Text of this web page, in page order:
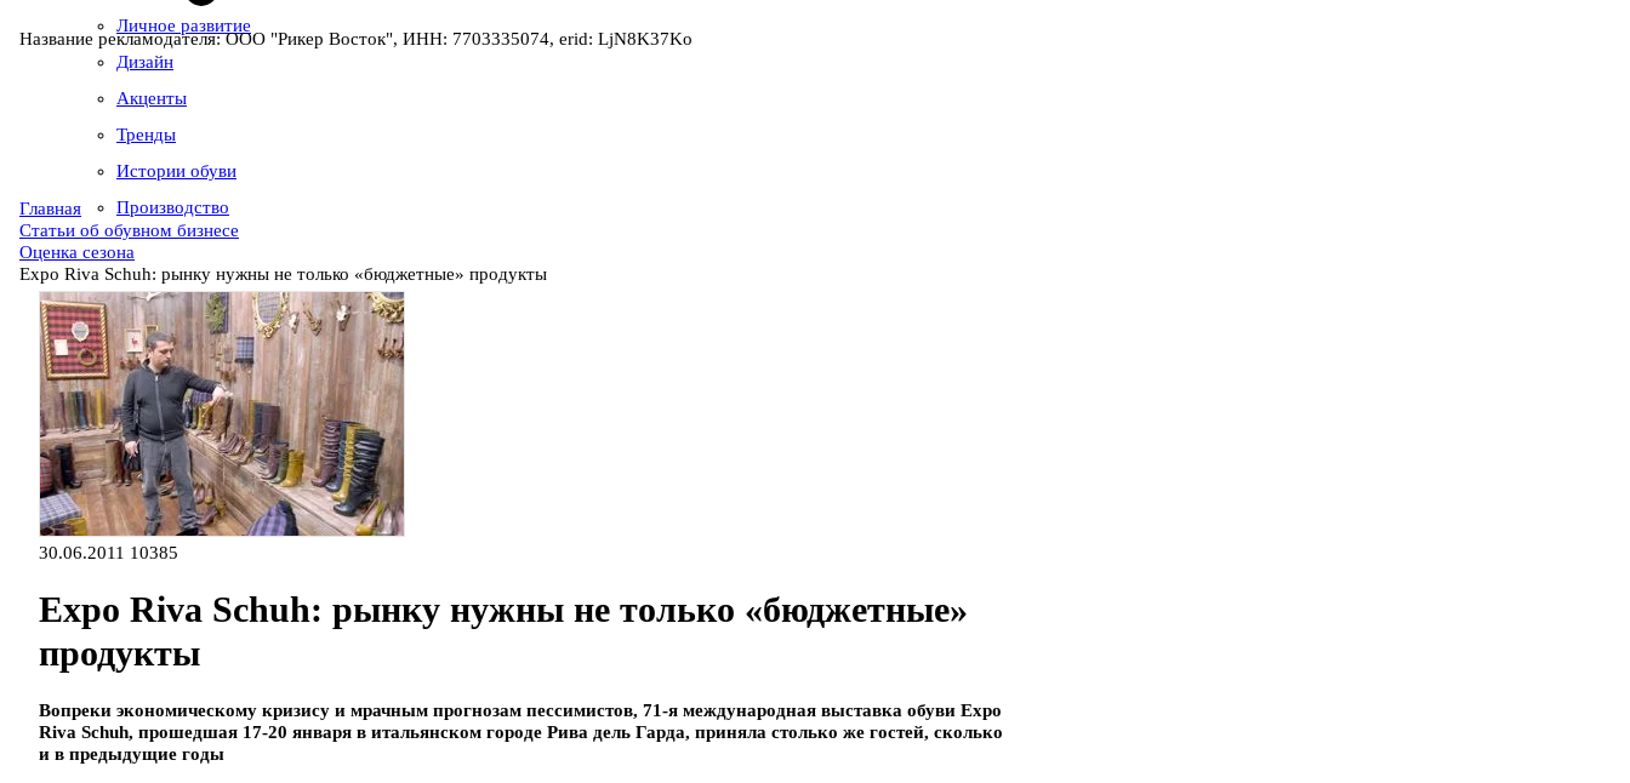
Личное развитие
Дизайн
Акценты
Тренды
Истории обуви
Производство
Название рекламодателя: ООО "Рикер Восток", ИНН: 7703335074, erid: LjN8K37Ko
Главная
Статьи об обувном бизнесе
Оценка сезона
Expo Riva Sсhuh: рынку нужны не только «бюджетные» продукты
30.06.2011 10385
Expo Riva Sсhuh: рынку нужны не только «бюджетные»
продукты
Вопреки экономическому кризису и мрачным прогнозам пессимистов, 71-я международная выставка обуви Expo
Riva Sсhuh, прошедшая 17-20 января в итальянском городе Рива дель Гарда, приняла столько же гостей, сколько
и в предыдущие годы